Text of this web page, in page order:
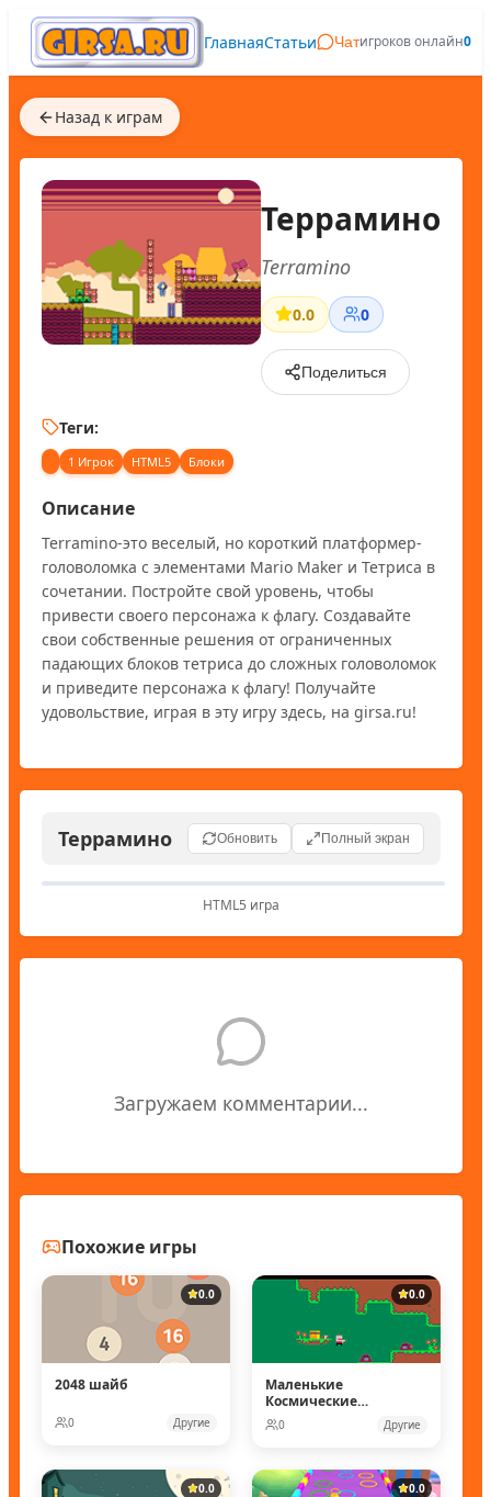
ГлавнаяСтатьи Чатигроков онлайн0
Назад к играм
Террамино
Terramino
0.0 0
Поделиться
Теги:
1 Игрок HTML5 Блоки
Описание
Terramino-это веселый, но короткий платформер-
головоломка с элементами Mario Maker и Тетриса в
сочетании. Постройте свой уровень, чтобы
привести своего персонажа к флагу. Создавайте
свои собственные решения от ограниченных
падающих блоков тетриса до сложных головоломок
и приведите персонажа к флагу! Получайте
удовольствие, играя в эту игру здесь, на girsa.ru!
Террамино Обновить Полный экран
HTML5 игра
Загружаем комментарии...
Похожие игры
0.0
2048 шайб
0 Другие
0.0
Маленькие
Космические
рейнджеры
0 Другие
0.0 0.0